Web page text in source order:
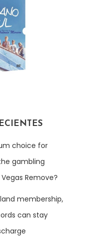
choice for
gambling
Remove?
membership,
can stay